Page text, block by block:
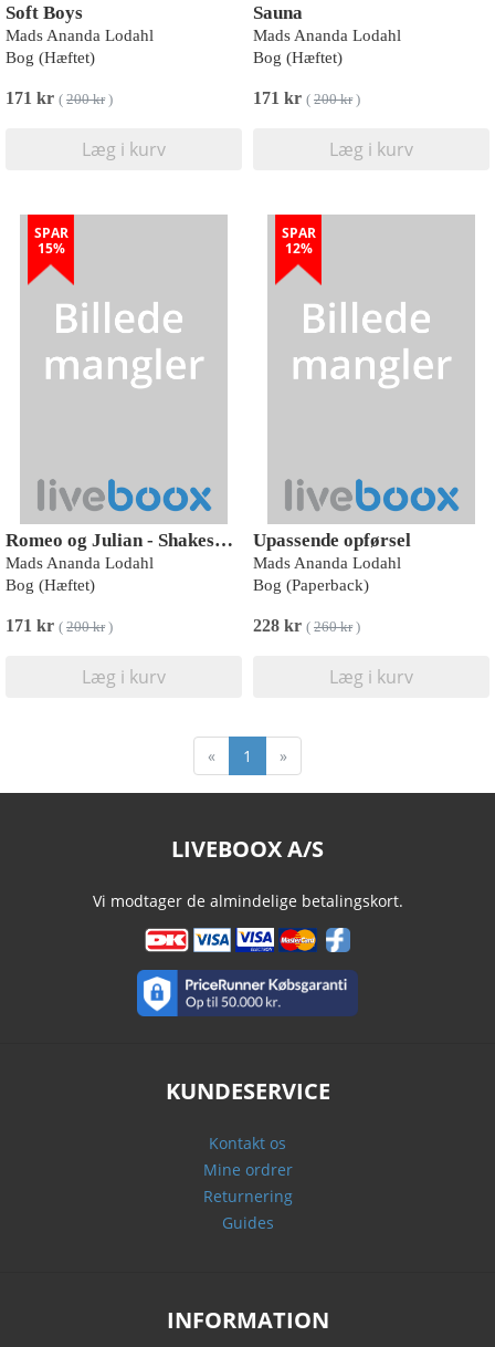
Soft Boys
Mads Ananda Lodahl
Bog (Hæftet)
171 kr ( 200 kr)
Læg i kurv
Sauna
Mads Ananda Lodahl
Bog (Hæftet)
171 kr ( 200 kr)
Læg i kurv
SPAR
15%
Romeo og Julian - Shakespeare genfortalt
Mads Ananda Lodahl
Bog (Hæftet)
171 kr ( 200 kr)
Læg i kurv
SPAR
12%
Upassende opførsel
Mads Ananda Lodahl
Bog (Paperback)
228 kr ( 260 kr)
Læg i kurv
« 1 »
LIVEBOOX A/S
Vi modtager de almindelige betalingskort.
KUNDESERVICE
Kontakt os
Mine ordrer
Returnering
Guides
INFORMATION